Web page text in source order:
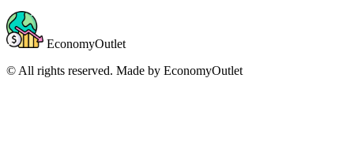
EconomyOutlet
© All rights reserved. Made by EconomyOutlet